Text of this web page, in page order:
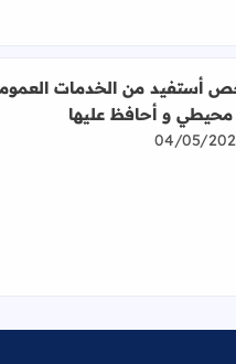
ملخص أستفيد من الخدمات
أستفيد من الخدمات
و أحافظ عليها
04/05/